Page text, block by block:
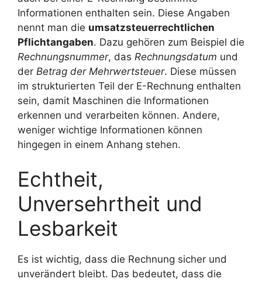
Informationen enthalten sein. Diese Angaben
nennt man die umsatzsteuerrechtlichen
Pflichtangaben. Dazu gehören zum Beispiel die
Rechnungsnummer, das Rechnungsdatum und
der Betrag der Mehrwertsteuer. Diese müssen
im strukturierten Teil der E-Rechnung enthalten
sein, damit Maschinen die Informationen
erkennen und verarbeiten können. Andere,
weniger wichtige Informationen können
hingegen in einem Anhang stehen.
Echtheit,
Unversehrtheit und
Lesbarkeit
Es ist wichtig, dass die Rechnung sicher und
unverändert bleibt. Das bedeutet, dass die